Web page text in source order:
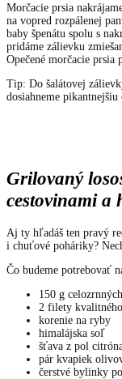
Morčacie prsia
na vopred rozpálenej
baby špenátu spolu s
pridáme zálievku
Opečené morčacie prsia
Tip: Do šalátovej
dosiahneme pikantnejšiu
Grilovaný
cestovinami a
Aj ty hľadáš ten pravý
i chuťové poháriky?
Čo budeme potrebovať
150 g
2 filety
korenie na ryby
himalájska soľ
šťava z pol
pár kvapiek
čerstvé bylinky